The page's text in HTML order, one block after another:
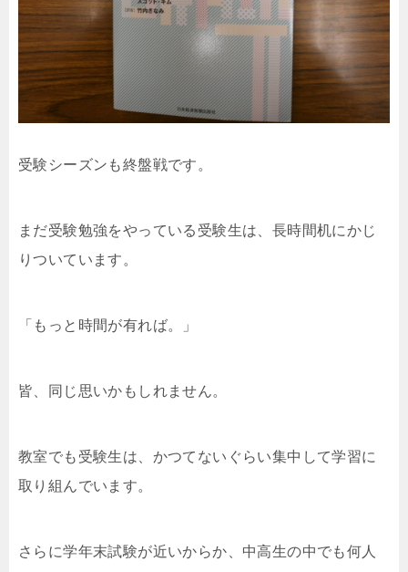
受験シーズンも終盤戦です。
まだ受験勉強をやっている受験生は、長時間机にかじ
りついています。
「もっと時間が有れば。」
皆、同じ思いかもしれません。
教室でも受験生は、かつてないぐらい集中して学習に
取り組んでいます。
さらに学年末試験が近いからか、中高生の中でも何人